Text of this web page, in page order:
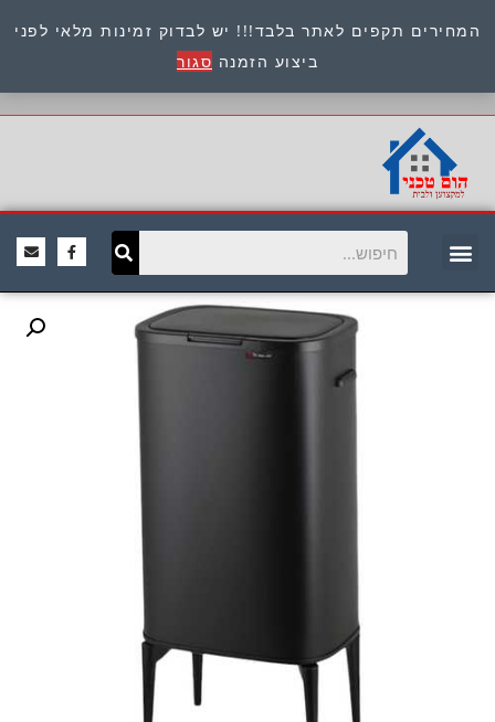
המחירים תקפים לאתר בלבד!!! יש לבדוק זמינות מלאי לפני
ביצוע הזמנה סגור
כתובת : היוזמים 9 אור יהודה שירות לקוחות 054-
8945722